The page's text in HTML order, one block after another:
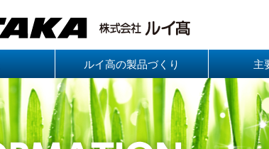
ルイ高の製品づくり 主